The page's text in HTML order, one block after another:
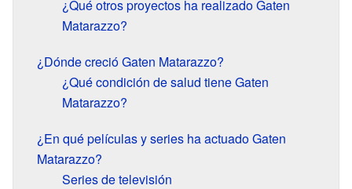
¿Qué otros proyectos ha realizado Gaten
Matarazzo?
¿Dónde creció Gaten Matarazzo?
¿Qué condición de salud tiene Gaten
Matarazzo?
¿En qué películas y series ha actuado Gaten
Matarazzo?
Series de televisión